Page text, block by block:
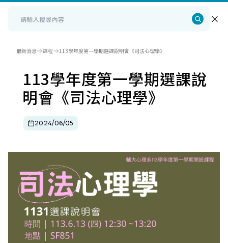
最新消息 課程 113學年度第一學期選課說明會《司法心理學》
113學年度第一學期選課說
明會《司法心理學》
2024/06/05